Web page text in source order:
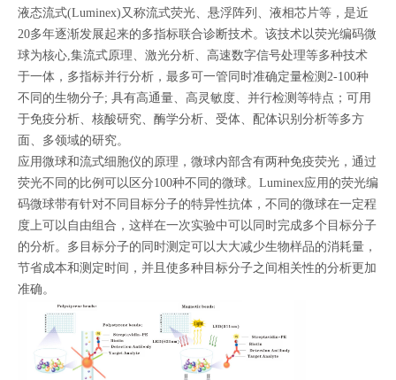
液态流式(Luminex)又称流式荧光、悬浮阵列、液相芯片等，是近
20多年逐渐发展起来的多指标联合诊断技术。该技术以荧光编码微
球为核心,集流式原理、激光分析、高速数字信号处理等多种技术
于一体，多指标并行分析，最多可一管同时准确定量检测2-100种
不同的生物分子; 具有高通量、高灵敏度、并行检测等特点；可用
于免疫分析、核酸研究、酶学分析、受体、配体识别分析等多方
面、多领域的研究。
应用微球和流式细胞仪的原理，微球内部含有两种免疫荧光，通过
荧光不同的比例可以区分100种不同的微球。Luminex应用的荧光编
码微球带有针对不同目标分子的特异性抗体，不同的微球在一定程
度上可以自由组合，这样在一次实验中可以同时完成多个目标分子
的分析。多目标分子的同时测定可以大大减少生物样品的消耗量，
节省成本和测定时间，并且使多种目标分子之间相关性的分析更加
准确。